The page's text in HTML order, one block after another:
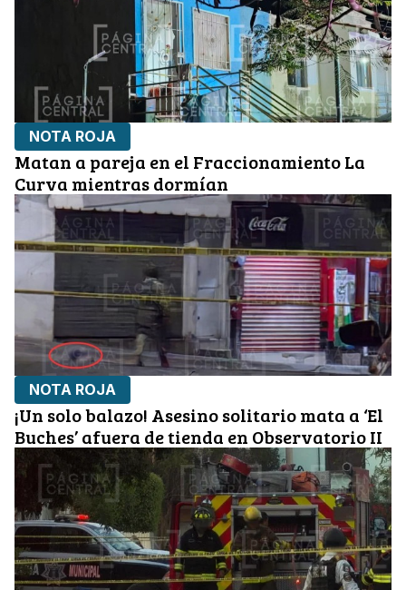
NOTA ROJA
Matan a pareja en el Fraccionamiento La
Curva mientras dormían
NOTA ROJA
¡Un solo balazo! Asesino solitario mata a ‘El
Buches’ afuera de tienda en Observatorio II